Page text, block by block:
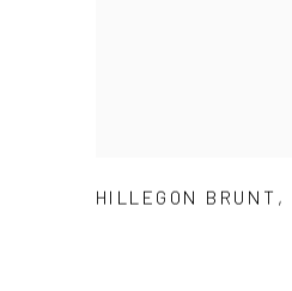
HILLEGON BRUNT ,